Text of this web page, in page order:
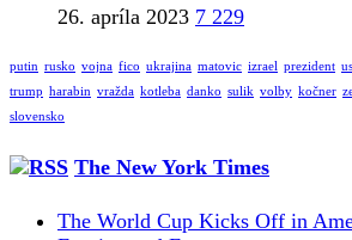
26. apríla 2023 7 229
putin rusko vojna fico ukrajina matovic izrael prezident
trump harabin vražda kotleba danko sulik volby kočner
slovensko
The New York Times
The World Cup Kicks Off in